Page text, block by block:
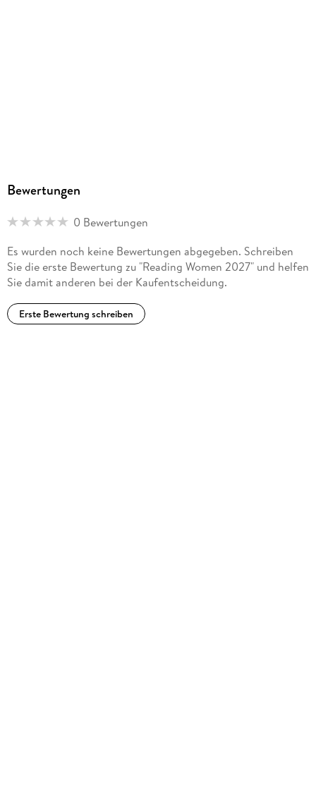
Bewertungen
0 Bewertungen
Es wurden noch keine Bewertungen abgegeben. Schreiben
Sie die erste Bewertung zu "Reading Women 2027" und helfen
Sie damit anderen bei der Kaufentscheidung.
Erste Bewertung schreiben